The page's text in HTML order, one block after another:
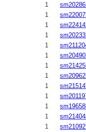
1
1
1
1
1
1
1
1
1
1
1
1
1